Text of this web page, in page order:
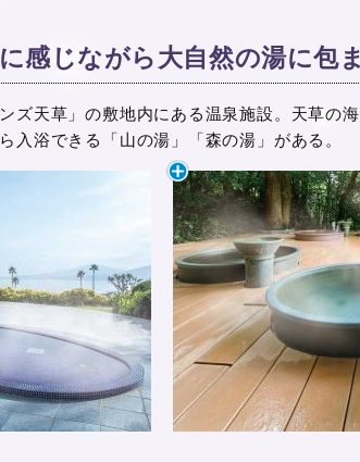
感じながら大自然の湯に包
ズ天草」の敷地内にある温泉施設。天草の
入浴できる「山の湯」「森の湯」がある。